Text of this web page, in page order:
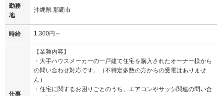
勤務
地
沖縄県 那覇市
時給 1,300円～
仕事
【業務内容】
・大手ハウスメーカーの一戸建て住宅を購入されたオーナー様から
の問い合わせ対応です。（不特定多数の方からの受電はありませ
ん）
・住宅に関するお困りごとのうち、エアコンやサッシ関連の問い合